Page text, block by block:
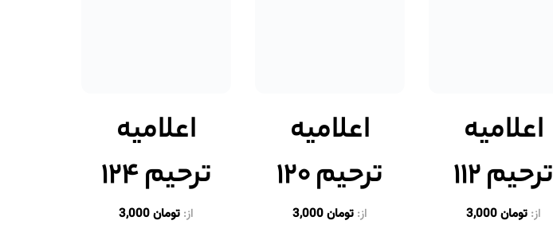
اعلامیه
ترحیم ۱۱۲
از: تومان3,000
اعلامیه
ترحیم ۱۲۰
از: تومان3,000
اعلامیه
ترحیم ۱۲۴
از: تومان3,000